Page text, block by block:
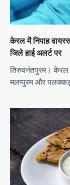
केरल में निपाह
जिले हाई अलर्ट पर
तिरुवनंतपुरम। केरल
मलप्पुरम और